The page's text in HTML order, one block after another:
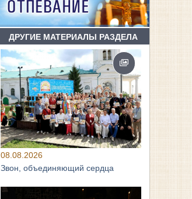
ДРУГИЕ МАТЕРИАЛЫ РАЗДЕЛА
08.08.2026
Звон, объединяющий сердца